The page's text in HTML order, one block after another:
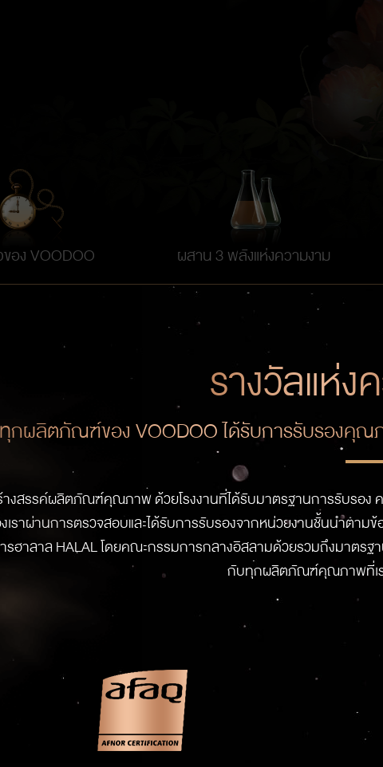
ของ VOODOO ผสาน 3 พลังแห่งความงาม
รางวัลแห่ง
กผลิตภัณฑ์ของ VOODOO ได้รับการรับรองคุณ
างสรรค์ผลิตภัณฑ์คุณภาพ ด้วยโรงงานที่ได้รับมาตรฐานการรับร
ราผ่านการตรวจสอบและได้รับการรับรองจากหน่วยงานชั้นนำตามข้
รฮาลาล HALAL โดยคณะกรรมการกลางอิสลามด้วยรวมถึงมาตร
กับทุกผลิตภัณฑ์คุณภาพที่เ